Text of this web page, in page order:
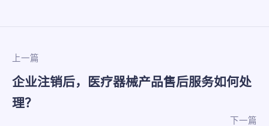
上一篇
企业注销后，医疗器械产品售后服务如何处
理？
下一篇